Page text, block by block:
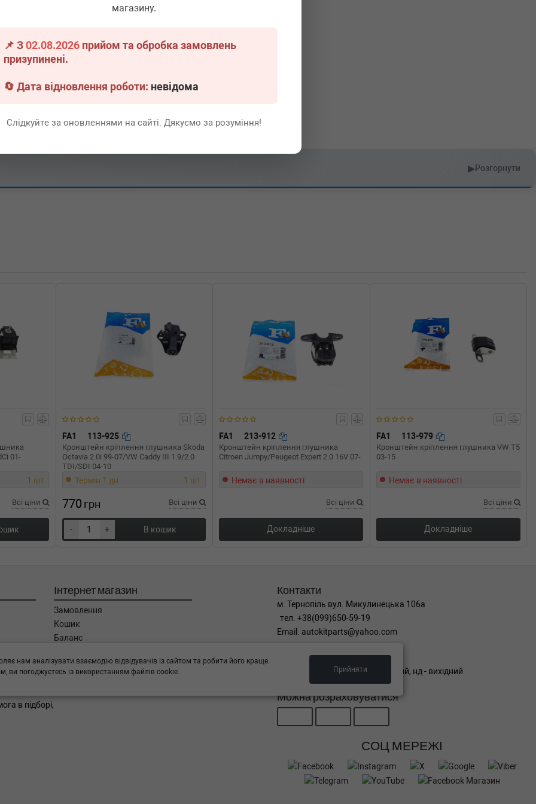
магазину.
📌 З02.08.2026 прийом та обробка замовлень
призупинені.
🔄 Дата відновлення роботи: невідома
Слідкуйте за оновленнями на сайті. Дякуємо за розуміння!
Бензиновый двигатель,
двигатель, Об'єм:
11-01) (Тип: Бензиновый
11-01) (Тип: Бензиновый
11-01) (Тип: Бензиновый
01) (Тип: Бензиновый
01) (Тип: Бензиновый
01) (Тип: Бензиновый
05-01) (Тип: Дизель, Об'єм:
01) (Тип: Бензиновый
01) (Тип: Бензиновый
▶
Розгорнути
▶
Розгорнути
▶Розгорнути
01-
1 шт.
Всі ціни
FA1 113-925
Кронштейн кріплення глушника Skoda
Octavia 2.0i 99-07/VW Caddy III 1.9/2.0
TDI/SDI 04-10
Термін 1 дн. 1 шт.
770 грн Всі ціни
- + В кошик
FA1 213-912
Кронштейн кріплення глушника
Citroen Jumpy/Peugeot Expert 2.0 16V 07-
Немає в наявності
Всі ціни
Докладніше
FA1 113-979
Кронштейн кріплення глушника VW T5
03-15
Немає в наявності
Всі ціни
Докладніше
Інтернет магазин
Замовлення
Кошик
Баланс
Бренди
в підборі,
Контакти
м. Тернопіль вул. Микулинецька 106а
тел. +38(099)650-59-19
Email. autokitparts@yahoo.com
Графік роботи
пн-пт з 9:00 до 17:00, сб - вихідний, нд - вихідний
Можна розраховуватися
СОЦ МЕРЕЖІ
нам аналізувати взаємодію відвідувачів із сайтом та робити його краще.
ви погоджуєтесь із використанням файлів cookie.
Прийняти